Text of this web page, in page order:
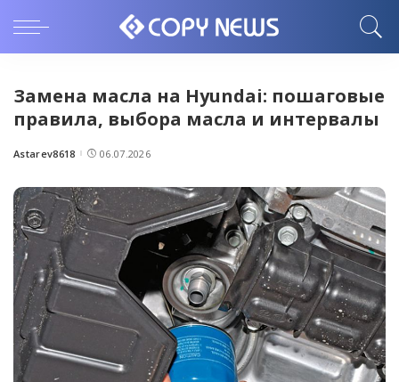
Замена масла на Hyundai: пошаговые
правила, выбора масла и интервалы
Posted
Astarev8618 06.07.2026